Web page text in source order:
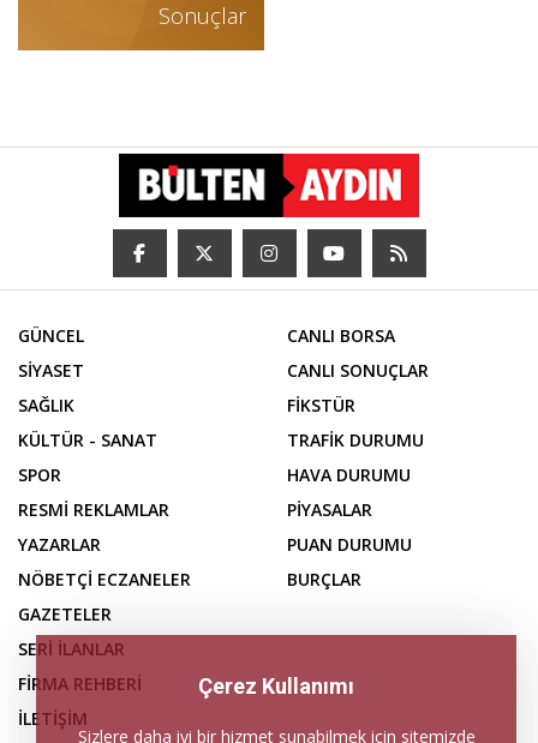
Sonuçlar
GÜNCEL
SİYASET
SAĞLIK
KÜLTÜR - SANAT
SPOR
RESMİ REKLAMLAR
YAZARLAR
NÖBETÇİ ECZANELER
CANLI BORSA
CANLI SONUÇLAR
FİKSTÜR
TRAFİK DURUMU
HAVA DURUMU
PİYASALAR
PUAN DURUMU
BURÇLAR
GAZETELER
SERİ İLANLAR
FİRMA REHBERİ
İLETİŞİM
Çerez Kullanımı
Sizlere daha iyi bir hizmet sunabilmek için sitemizde